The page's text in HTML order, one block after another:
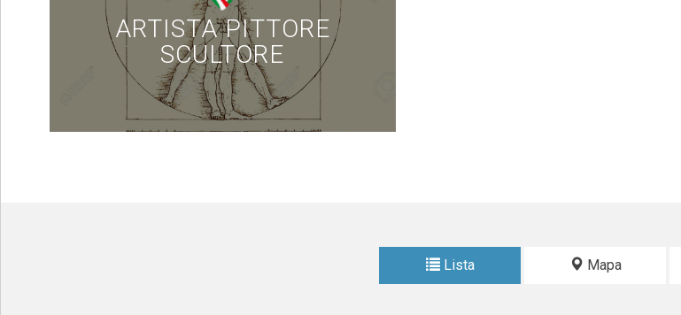
ARTISTA PITTORE
SCULTORE
Lista Mapa